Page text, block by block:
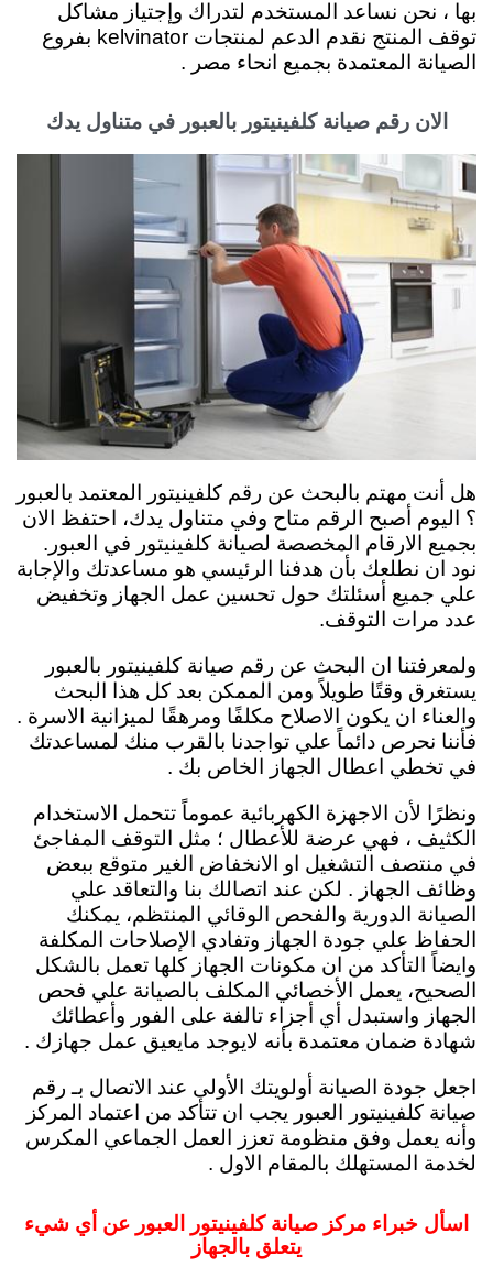
بها ، نحن نساعد المستخدم لتدراك وإجتياز مشاكل
توقف المنتج نقدم
الدعم لمنتجات kelvinator بفروع
الصيانة المعتمدة بجميع انحاء مصر .
الان رقم صيانة كلفينيتور بالعبور في متناول يدك
هل أنت مهتم بالبحث عن رقم كلفينيتور المعتمد بالعبور
؟ اليوم أصبح الرقم متاح وفي متناول يدك، احتفظ الان
بجميع الارقام المخصصة لصيانة كلفينيتور في العبور.
نود ان نطلعك بأن هدفنا الرئيسي هو مساعدتك والإجابة
علي جميع أسئلتك حول تحسين عمل الجهاز وتخفيض
عدد مرات التوقف.
ولمعرفتنا ان البحث عن رقم صيانة كلفينيتور بالعبور
يستغرق وقتًا طويلاً ومن الممكن بعد كل هذا البحث
والعناء ان يكون الاصلاح مكلفًا ومرهقًا لميزانية الاسرة .
فأننا نحرص دائماً علي تواجدنا بالقرب منك لمساعدتك
في تخطي اعطال الجهاز الخاص بك .
ونظرًا لأن الاجهزة الكهربائية عموماً تتحمل الاستخدام
الكثيف ، فهي عرضة للأعطال ؛ مثل التوقف المفاجئ
في منتصف التشغيل او الانخفاض الغير متوقع ببعض
وظائف الجهاز . لكن عند اتصالك بنا والتعاقد علي
الصيانة الدورية والفحص الوقائي المنتظم، يمكنك
الحفاظ علي جودة الجهاز وتفادي الإصلاحات المكلفة
وايضاً التأكد من ان مكونات الجهاز كلها تعمل بالشكل
الصحيح، يعمل الأخصائي المكلف بالصيانة علي فحص
الجهاز واستبدل أي أجزاء تالفة على الفور وأعطائك
شهادة ضمان معتمدة بأنه لايوجد مايعيق عمل جهازك .
اجعل جودة الصيانة أولويتك الأولى عند الاتصال بـ رقم
صيانة كلفينيتور العبور يجب ان تتأكد من اعتماد المركز
وأنه يعمل وفق منظومة تعزز العمل الجماعي المكرس
لخدمة المستهلك بالمقام الاول .
اسأل خبراء مركز صيانة كلفينيتور العبور عن أي شيء
يتعلق بالجهاز